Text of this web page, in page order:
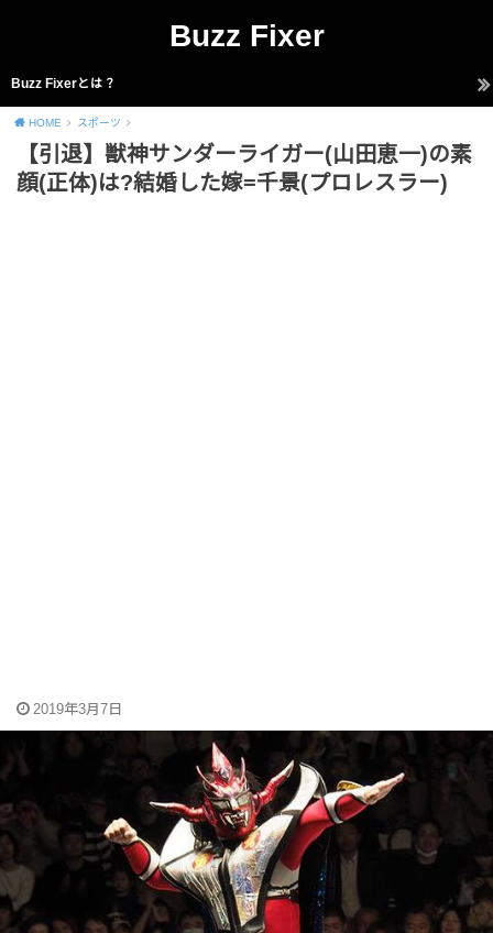
Buzz Fixer
Buzz Fixerとは？
HOME スポーツ
【引退】獣神サンダーライガー(山田恵一)の素
顔(正体)は?結婚した嫁=千景(プロレスラー)
2019年3月7日